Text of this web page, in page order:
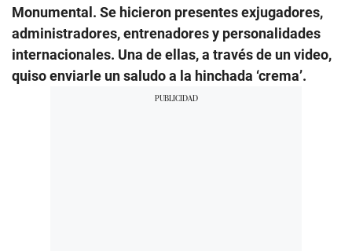
Monumental. Se hicieron presentes exjugadores,
administradores, entrenadores y personalidades
internacionales. Una de ellas, a través de un video,
quiso enviarle un saludo a la hinchada ‘crema’.